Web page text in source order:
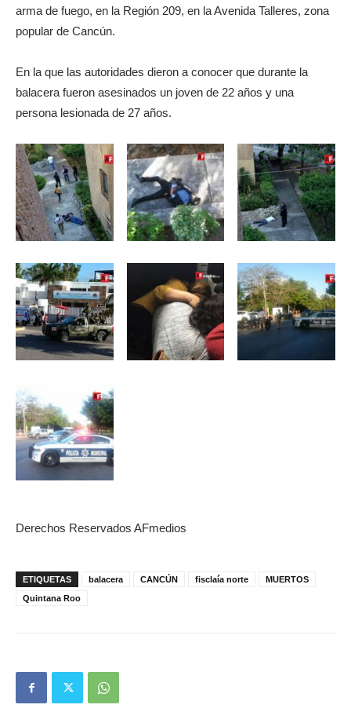
arma de fuego, en la Región 209, en la Avenida Talleres, zona
popular de Cancún.
En la que las autoridades dieron a conocer que durante la
balacera fueron asesinados un joven de 22 años y una
persona lesionada de 27 años.
Derechos Reservados AFmedios
ETIQUETAS balacera CANCÚN fisclaía norte
MUERTOS
Quintana Roo